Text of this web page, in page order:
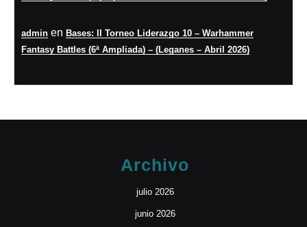
admin en Bases: II Torneo Liderazgo 10 – Warhammer
Fantasy Battles (6ª Ampliada) – (Leganes – Abril 2026)
Archivo
julio 2026
junio 2026